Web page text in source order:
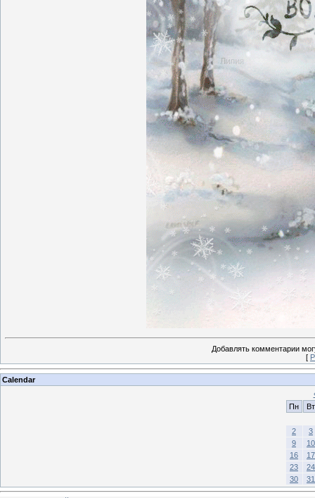
Добавлять комментарии
[
Calendar
Пн
Вт
2
3
9
10
16
17
23
24
30
31